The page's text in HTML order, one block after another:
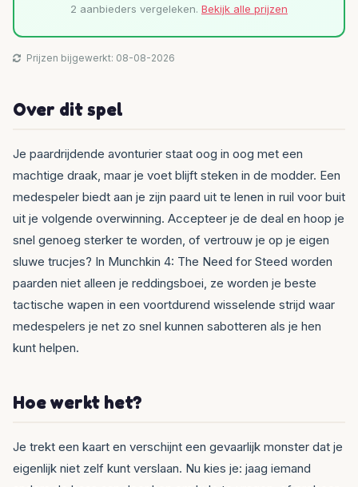
2 aanbieders vergeleken. Bekijk alle prijzen
Prijzen bijgewerkt: 08-08-2026
Over dit spel
Je paardrijdende avonturier staat oog in oog met een
machtige draak, maar je voet blijft steken in de modder. Een
medespeler biedt aan je zijn paard uit te lenen in ruil voor buit
uit je volgende overwinning. Accepteer je de deal en hoop je
snel genoeg sterker te worden, of vertrouw je op je eigen
sluwe trucjes? In Munchkin 4: The Need for Steed worden
paarden niet alleen je reddingsboei, ze worden je beste
tactische wapen in een voortdurend wisselende strijd waar
medespelers je net zo snel kunnen sabotteren als je hen
kunt helpen.
Hoe werkt het?
Je trekt een kaart en verschijnt een gevaarlijk monster dat je
eigenlijk niet zelf kunt verslaan. Nu kies je: jaag iemand